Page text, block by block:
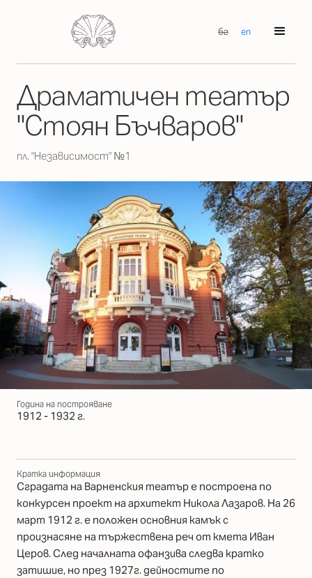
бг en
Драматичен театър
"Стоян Бъчваров"
пл. "Независимост" №1
Година на построяване
1912 - 1932 г.
Кратка информация
Сградата на Варненския театър е построена по
конкурсен проект на архитект Никола Лазаров. На 26
март 1912 г. е положен основния камък с
произнасяне на тържествена реч от кмета Иван
Церов. След началната офанзива следва кратко
затишие, но през 1927г. дейностите по